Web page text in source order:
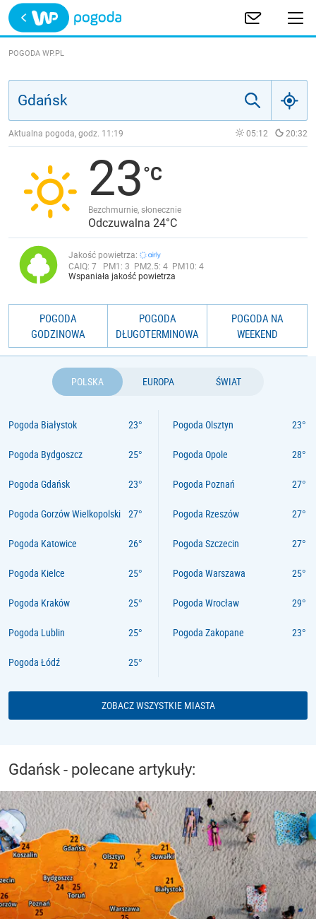
Trwa ładowanie
POLSKA
JAKOŚĆ POWIETRZA
POGODA WP.PL
Aktualna pogoda, godz. 11:19 05:12 20:32
23
Bezchmurnie, słonecznie
Odczuwalna 24°C
Jakość powietrza:
CAIQ: 7 PM1: 3 PM2.5: 4 PM10: 4
Wspaniała jakość powietrza
POGODA
GODZINOWA
POGODA
DŁUGOTERMINOWA
POGODA NA
WEEKEND
POLSKA EUROPA ŚWIAT
Pogoda Białystok
Pogoda Bydgoszcz
Pogoda Gdańsk
Pogoda Gorzów Wielkopolski
Pogoda Katowice
Pogoda Kielce
Pogoda Kraków
Pogoda Lublin
Pogoda Łódź
Pogoda Olsztyn
Pogoda Opole
Pogoda Poznań
Pogoda Rzeszów
Pogoda Szczecin
Pogoda Warszawa
Pogoda Wrocław
Pogoda Zakopane
ZOBACZ WSZYSTKIE MIASTA
Gdańsk - polecane artykuły: